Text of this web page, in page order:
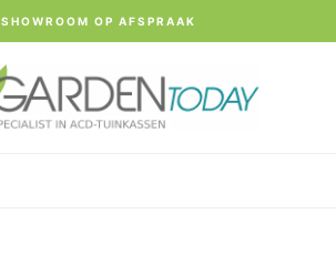
SHOWROOM OP AFSPRAAK